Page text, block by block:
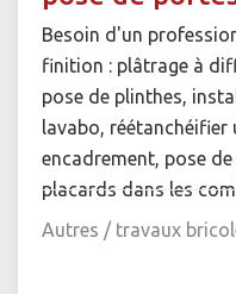
Besoin d'un
finition : plâtrage à
pose de plinthes,
lavabo,
encadrement, pose
placards dans les
Autres / travaux